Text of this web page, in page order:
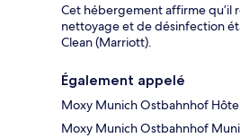
Cet hébergement affirme qu’il
nettoyage et de désinfection
Clean (Marriott).
Également appelé
Moxy Munich Ostbahnhof
Moxy Munich Ostbahnhof